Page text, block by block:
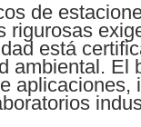
de
rigurosas
está
ambiental.